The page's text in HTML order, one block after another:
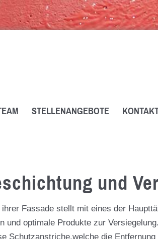
STELLENANGEBOTE
und
Fassade stellt mit eines der
und optimale Produkte zur
Schutzanstriche,welche die